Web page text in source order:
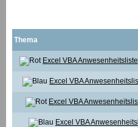
Thema
Excel VBA Anwesenheitsliste
Excel VBA
Excel VBA
Excel VBA